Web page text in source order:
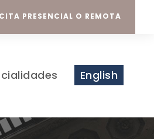
PRESENCIAL O REMOTA
English